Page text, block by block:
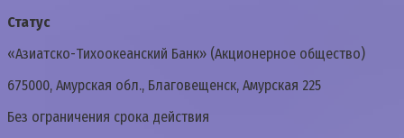
Статус
«Азиатско-Тихоокеанский Банк» (Акционерное общество)
675000, Амурская обл., Благовещенск, Амурская 225
Без ограничения срока действия